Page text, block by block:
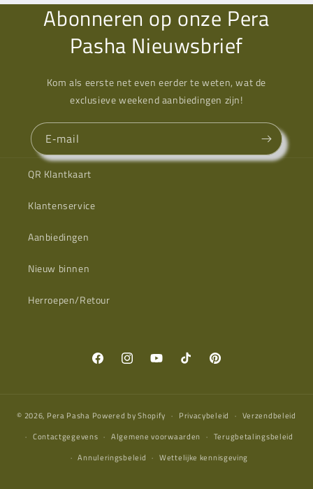
Abonneren op onze Pera
Pasha Nieuwsbrief
Kom als eerste net even eerder te weten, wat de
exclusieve weekend aanbiedingen zijn!
E‑mail
QR Klantkaart
Klantenservice
Aanbiedingen
Nieuw binnen
Herroepen/Retour
FacebookInstagramYouTubeTikTok Pinterest
© 2026, Pera Pasha Powered by Shopify Privacybeleid
Verzendbeleid
Contactgegevens
Algemene voorwaarden
Terugbetalingsbeleid
Annuleringsbeleid
Wettelijke kennisgeving